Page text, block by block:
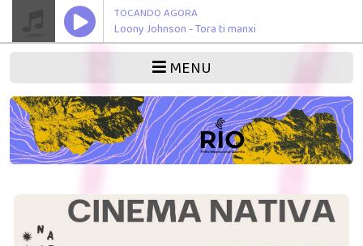
TOCANDO AGORA
Loony Johnson - Tora ti manxi
MENU